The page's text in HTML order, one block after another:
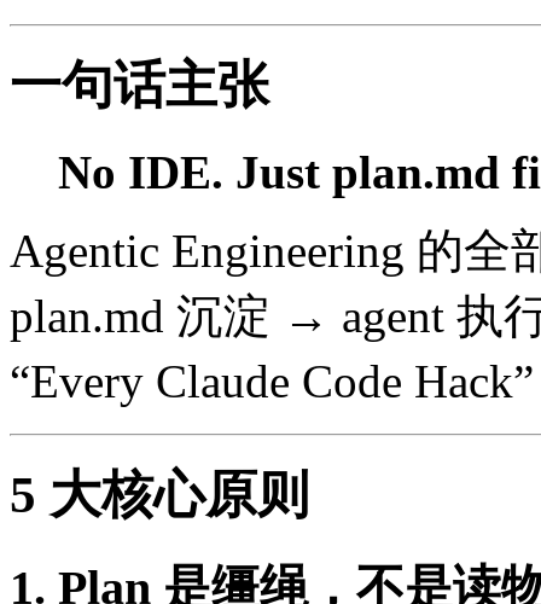
一句话主张
No IDE. Just plan.md
Agentic Engineering 的
plan.md 沉淀 → agent 执
“Every Claude Code
5 大核心原则
1. Plan 是缰绳，不是读